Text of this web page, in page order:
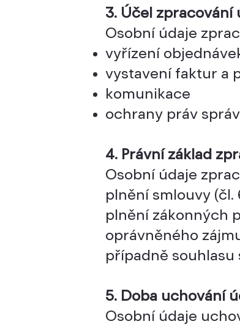
3. Účel zpracování
Osobní údaje
vyřízení
vystavení faktur a
komunikace
ochrany práv
4. Právní základ
Osobní údaje
plnění smlouvy (čl.
plnění zákonných
oprávněného
případně
5. Doba uchování
Osobní údaje